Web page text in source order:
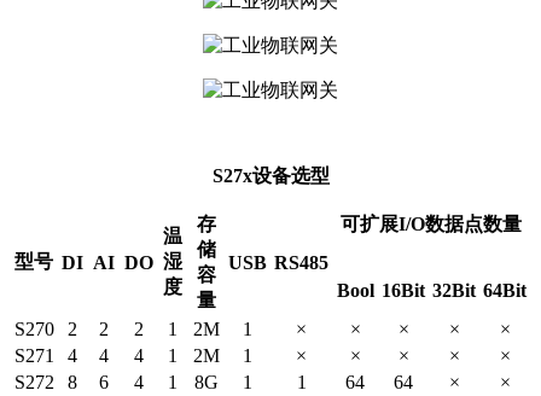
S27x设备选型
型号 DI AI DO
温
湿
度
存
储
容
量
USB RS485
可扩展I/O数据点数量
Bool 16Bit 32Bit 64Bit
S270
2 2 2 1 2M 1 × × × ×
×
S271
4 4 4 1 2M 1 × × × ×
×
S272
8 6 4 1 8G 1 1 64 64 ×
×